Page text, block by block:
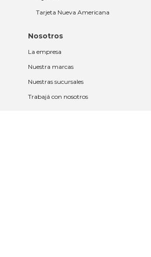
Tarjeta Nueva Americana
Nosotros
La empresa
Nuestra marcas
Nuestras sucursales
Trabajá con nosotros